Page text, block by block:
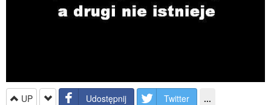
UP Udostępnij Twitter ...